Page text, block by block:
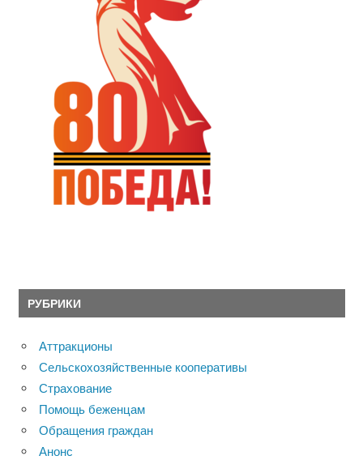
РУБРИКИ
Аттракционы
Сельскохозяйственные кооперативы
Страхование
Помощь беженцам
Обращения граждан
Анонс